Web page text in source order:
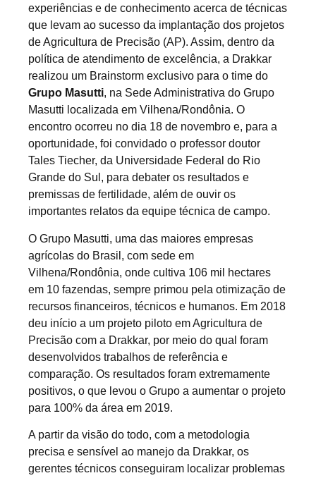
experiências e de conhecimento acerca de técnicas
que levam ao sucesso da implantação dos projetos
de Agricultura de Precisão (AP). Assim, dentro da
política de atendimento de excelência, a Drakkar
realizou um Brainstorm exclusivo para o time do
Grupo Masutti, na Sede Administrativa do Grupo
Masutti localizada em Vilhena/Rondônia. O
encontro ocorreu no dia 18 de novembro e, para a
oportunidade, foi convidado o professor doutor
Tales Tiecher, da Universidade Federal do Rio
Grande do Sul, para debater os resultados e
premissas de fertilidade, além de ouvir os
importantes relatos da equipe técnica de campo.
O Grupo Masutti, uma das maiores empresas
agrícolas do Brasil, com sede em
Vilhena/Rondônia, onde cultiva 106 mil hectares
em 10 fazendas, sempre primou pela otimização de
recursos financeiros, técnicos e humanos. Em 2018
deu início a um projeto piloto em Agricultura de
Precisão com a Drakkar, por meio do qual foram
desenvolvidos trabalhos de referência e
comparação. Os resultados foram extremamente
positivos, o que levou o Grupo a aumentar o projeto
para 100% da área em 2019.
A partir da visão do todo, com a metodologia
precisa e sensível ao manejo da Drakkar, os
gerentes técnicos conseguiram localizar problemas